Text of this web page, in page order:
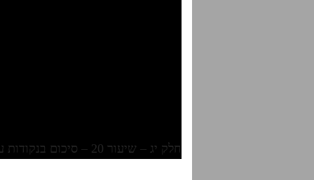
חלק יג – שיעור 20 – סיכום בנקודות עמודים א שלה- א שלו